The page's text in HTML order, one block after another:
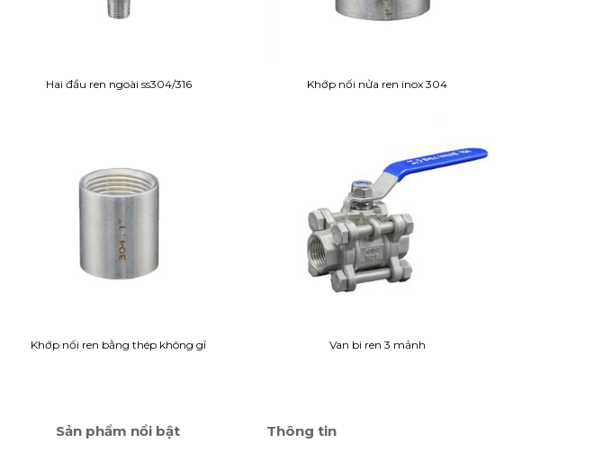
Hai đầu ren ngoài ss304/316 Khớp nối nửa ren inox 304
Khớp nối ren bằng thép không gỉ Van bi ren 3 mảnh
Sản phẩm nổi bật Thông tin